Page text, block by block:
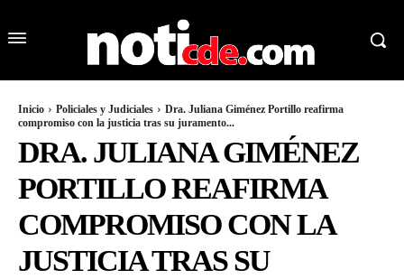
Inicio Policiales y Judiciales
Dra. Juliana Giménez Portillo reafirma
compromiso con la justicia tras su juramento...
DRA. JULIANA GIMÉNEZ
PORTILLO REAFIRMA
COMPROMISO CON LA
JUSTICIA TRAS SU